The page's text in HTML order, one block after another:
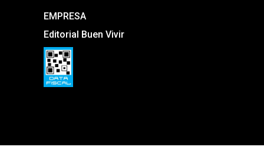
EMPRESA
Editorial Buen Vivir